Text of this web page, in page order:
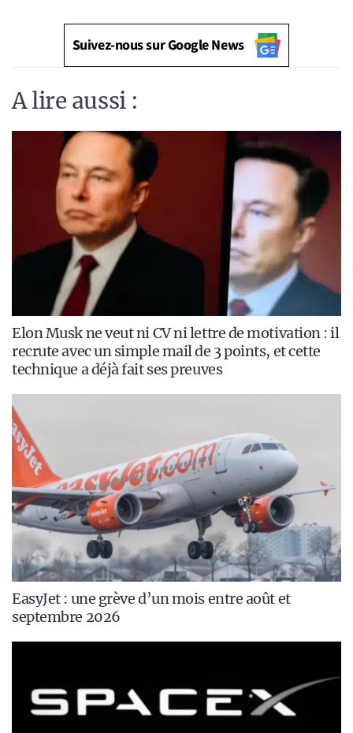
Suivez-nous sur Google News
A lire aussi :
Elon Musk ne veut ni CV ni lettre de motivation : il
recrute avec un simple mail de 3 points, et cette
technique a déjà fait ses preuves
EasyJet : une grève d’un mois entre août et
septembre 2026